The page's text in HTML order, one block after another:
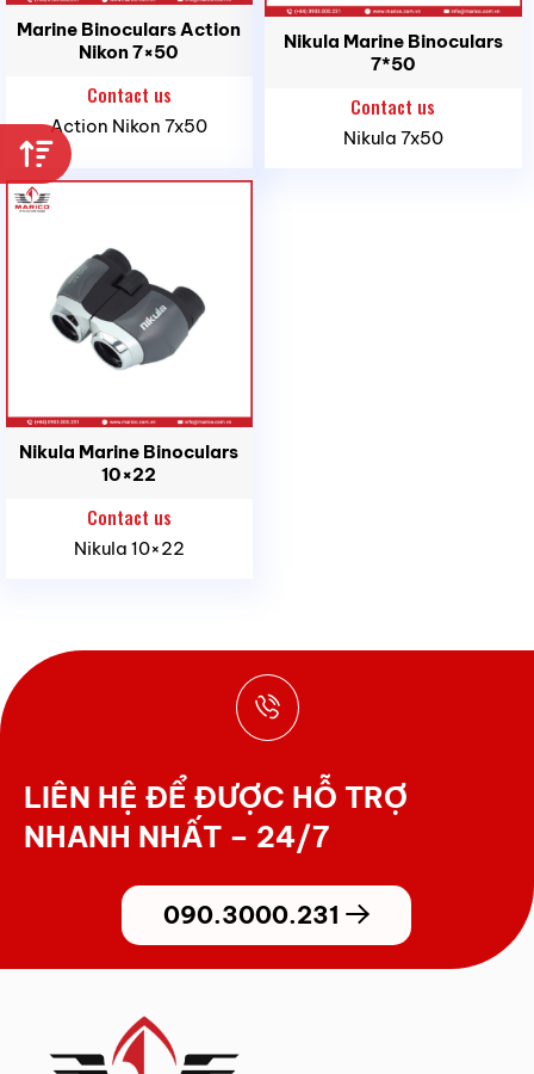
Marine Binoculars Action
Nikon 7×50
Contact us
Action Nikon 7x50
Nikula Marine Binoculars
7*50
Contact us
Nikula 7x50
Nikula Marine Binoculars
10×22
Contact us
Nikula 10×22
LIÊN HỆ ĐỂ ĐƯỢC HỖ TRỢ
NHANH NHẤT – 24/7
090.3000.231